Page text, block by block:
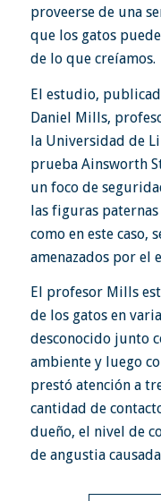
proveerse de una
que los gatos
de lo que creíamos.
El estudio,
Daniel Mills,
la Universidad de
prueba Ainsworth
un foco de
las figuras
como en este caso,
amenazados por el
El profesor Mills
de los gatos en
desconocido junto
ambiente y luego
prestó atención a
cantidad de
dueño, el nivel de
de angustia